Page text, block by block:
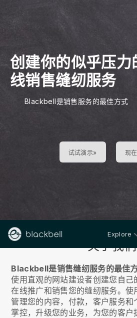
创建你的似乎压力
线销售缝纫服务
Blackbell是销售服务的最佳方式
试试演示» 现
Explore
关于我们
Blackbell是销售缝纫服务的最佳
使用直观的网站建设者创建您自己
在线推广和销售您的缝纫服务。 使
管理您的内容，付款，客户服务和
掌控，升级您的业务，为您的客户